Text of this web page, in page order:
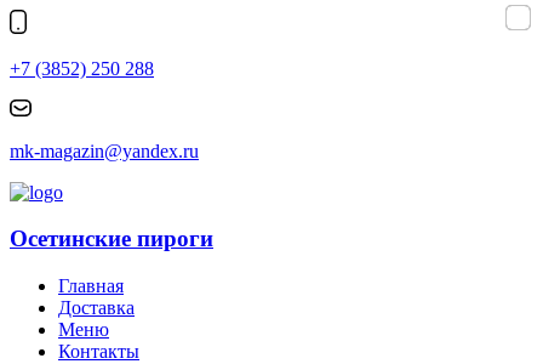
+7 (3852) 250 288
mk-magazin@yandex.ru
Осетинские пироги
Главная
Доставка
Меню
Контакты